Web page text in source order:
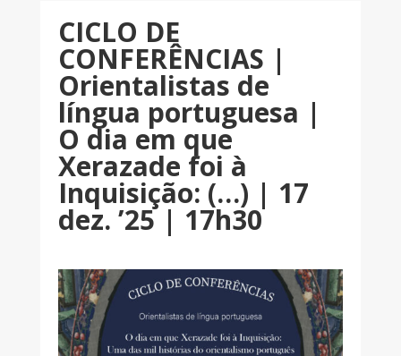
CICLO DE
CONFERÊNCIAS |
Orientalistas de
língua portuguesa |
O dia em que
Xerazade foi à
Inquisição: (…) | 17
dez. ’25 | 17h30